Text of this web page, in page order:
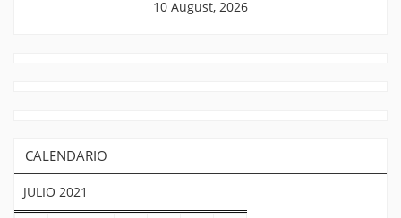
10 August, 2026
CALENDARIO
JULIO 2021